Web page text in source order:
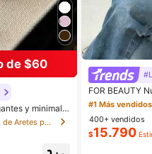
de $60
y minimalis
y fiestas p
en Blanco Conjuntos de Aretes para Mujeres
FOR BEAUTY
unto Corto con
Manga Larga,
o
#1 Más vendidos
400+ vendidos
$15.790